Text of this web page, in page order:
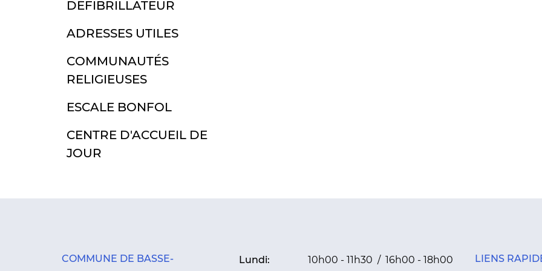
DÉFIBRILLATEUR
ADRESSES UTILES
COMMUNAUTÉS
RELIGIEUSES
ESCALE BONFOL
CENTRE D'ACCUEIL DE
JOUR
COMMUNE DE BASSE-
Lundi:
10h00 - 11h30 / 16h00 - 18h00
LIENS